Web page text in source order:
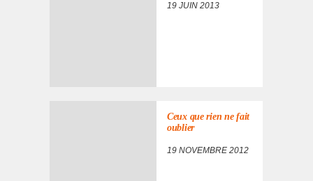
19 JUIN 2013
Ceux que rien ne fait
oublier
19 NOVEMBRE 2012